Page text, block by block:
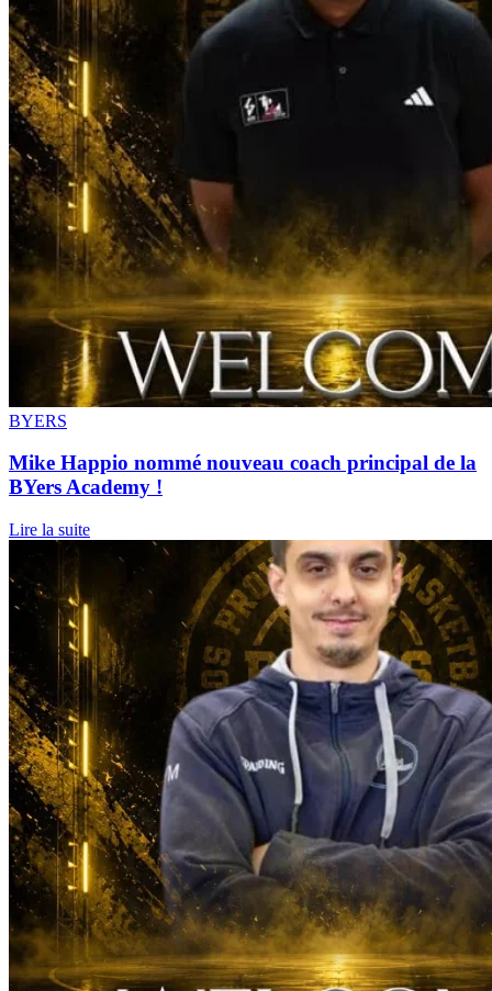
BYERS
Mike Happio nommé nouveau coach principal de la
BYers Academy !
Lire la suite